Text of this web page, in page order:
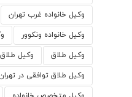
وکیل خانواده غرب تهران
وکیل خانواده ونکوور
وکیل طلاق وکیل
وکیل طلاق توافقی در